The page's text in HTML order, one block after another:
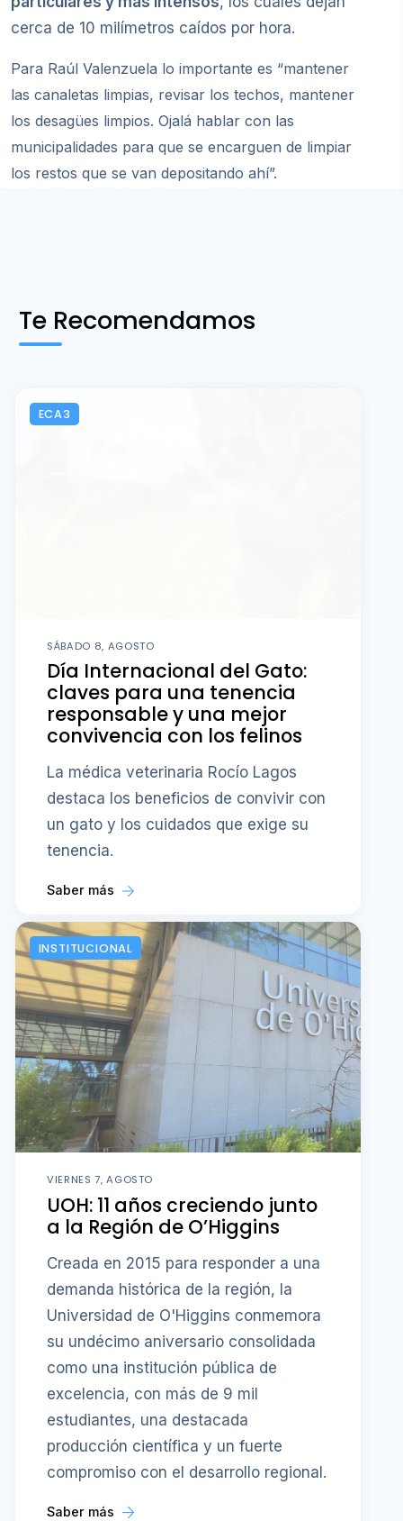
cerca de 10 milímetros caídos por hora.
Para Raúl Valenzuela lo importante es “mantener
las canaletas limpias, revisar los techos, mantener
los desagües limpios. Ojalá hablar con las
municipalidades para que se encarguen de limpiar
los restos que se van depositando ahí”.
Te Recomendamos
ECA3
SÁBADO 8, AGOSTO
Día Internacional del Gato:
claves para una tenencia
responsable y una mejor
convivencia con los felinos
La médica veterinaria Rocío Lagos
destaca los beneficios de convivir con
un gato y los cuidados que exige su
tenencia.
Saber más
INSTITUCIONAL
VIERNES 7, AGOSTO
UOH: 11 años creciendo junto
a la Región de O’Higgins
Creada en 2015 para responder a una
demanda histórica de la región, la
Universidad de O'Higgins conmemora
su undécimo aniversario consolidada
como una institución pública de
excelencia, con más de 9 mil
estudiantes, una destacada
producción científica y un fuerte
compromiso con el desarrollo regional.
Saber más